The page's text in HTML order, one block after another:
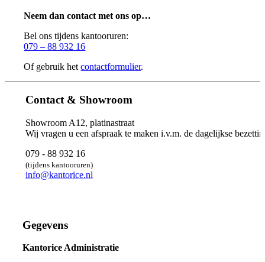
Neem dan contact met ons op…
Bel ons tijdens kantooruren:
079 – 88 932 16
Of gebruik hetcontactformulier.
Contact & Showroom
Showroom A12, platinastraat
Wij vragen u een afspraak te maken i.v.m. de dagelijkse
079 - 88 932 16
(tijdens kantooruren)
info@kantorice.nl
Gegevens
Kantorice Administratie